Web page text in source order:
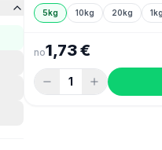
5kg
10kg 20kg 1kg
no1,73 €
1